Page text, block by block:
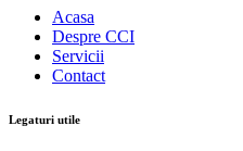
Acasa
Despre CCI
Servicii
Contact
Legaturi utile